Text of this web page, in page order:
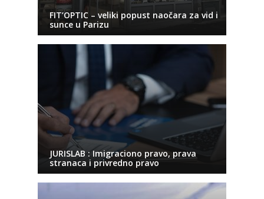
FIT’OPTIC – veliki popust naočara za vid i
sunce u Parizu
JURISLAB : Imigraciono pravo, prava
stranaca i privredno pravo